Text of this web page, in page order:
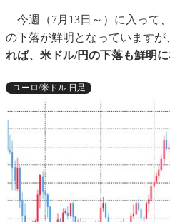
今週（7月13日～）に入って
の下落が鮮明となっていますが
れば、米ドル/円の下落も鮮明
ユーロ/米ドル 日足